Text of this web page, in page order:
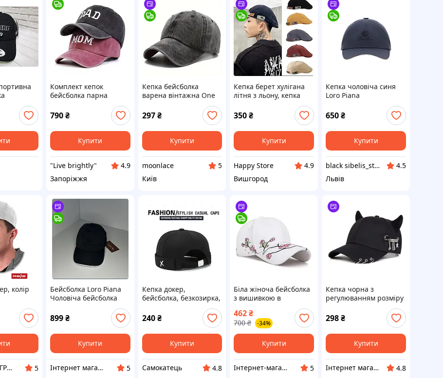
Комплект кепок
бейсболка парна
Тато&Мама (Dad&Mom)
56-60р (8044)
790₴
Купити
"Live brightly"
4.9
Запоріжжя
Кепка бейсболка
варена вінтажна One
297 ₴
Купити
moonlace
5
Київ
Кепка берет хулігана
літня з льону, кепка
кольорів
350₴
Купити
Happy Store
4.9
Вишгород
Кепка чоловіча синя
Loro Piana
650₴
Купити
black sibelis_store
4.5
Львів
колір
ТОВ «ПРОМ ГРУП»
5
Бейсболка Loro Piana
Чоловіча бейсболка
Loro Piana Кепка Loro
Piana
899₴
Купити
Інтернет магазин "Комар"
5
Кепка докер,
бейсболка, безкозирка,
Чорна
240 ₴
Купити
Самокатець
4.8
Біла жіноча бейсболка
з вишивкою в
національному стилі /
кепка літня для
дівчини
462₴
700 ₴ -34%
Купити
Інтернет-магазин VLADAMARIN
5
Кепка чорна з
регулюванням розміру
з пірсингом кільцями
та шпилькою
298₴
Купити
Інтернет магазин "Сustom"
4.8